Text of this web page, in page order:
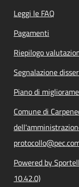
Leggi le FAQ
Pagamenti
Riepilogo
Segnalazione
Piano di
Comune di
Powered by
10.42.0)